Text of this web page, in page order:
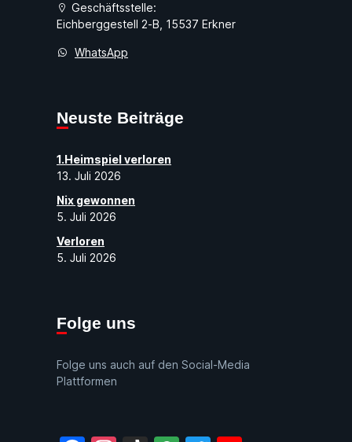
Geschäftsstelle:
Eichberggestell 2-B, 15537 Erkner
WhatsApp
Neuste Beiträge
1.Heimspiel verloren
13. Juli 2026
Nix gewonnen
5. Juli 2026
Verloren
5. Juli 2026
Folge uns
Folge uns auch auf den Social-Media
Plattformen